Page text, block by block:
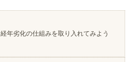
経年劣化の仕組みを取り入れてみよう